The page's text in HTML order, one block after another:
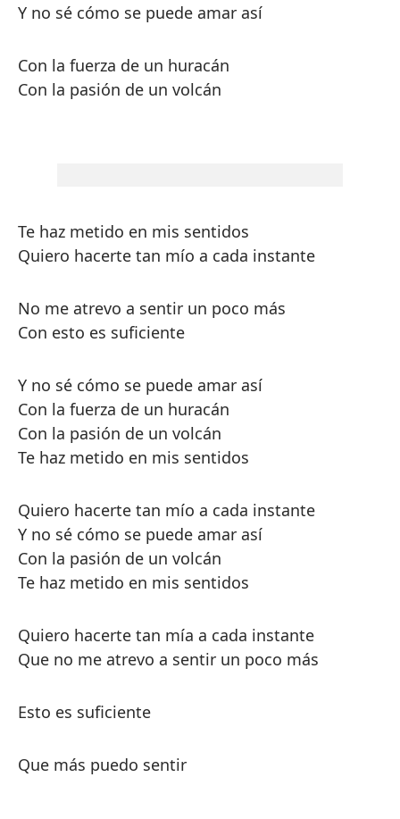
Y no sé cómo se puede amar así
Con la fuerza de un huracán
Con la pasión de un volcán
Te haz metido en mis sentidos
Quiero hacerte tan mío a cada instante
No me atrevo a sentir un poco más
Con esto es suficiente
Y no sé cómo se puede amar así
Con la fuerza de un huracán
Con la pasión de un volcán
Te haz metido en mis sentidos
Quiero hacerte tan mío a cada instante
Y no sé cómo se puede amar así
Con la pasión de un volcán
Te haz metido en mis sentidos
Quiero hacerte tan mía a cada instante
Que no me atrevo a sentir un poco más
Esto es suficiente
Que más puedo sentir